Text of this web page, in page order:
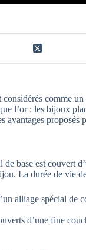
comme
l’or : les bijoux
proposés
base est couvert
La durée de vie
alliage spécial de
d’une fine